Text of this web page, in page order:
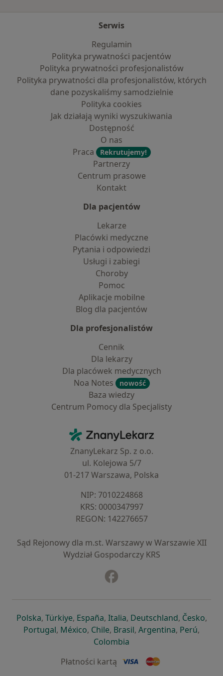
Serwis
Regulamin
Polityka prywatności pacjentów
Polityka prywatności profesjonalistów
Polityka prywatności dla profesjonalistów, których
dane pozyskaliśmy samodzielnie
Polityka cookies
Jak działają wyniki wyszukiwania
Dostępność
O nas
Praca
Rekrutujemy!
Partnerzy
Centrum prasowe
Kontakt
Dla pacjentów
Lekarze
Placówki medyczne
Pytania i odpowiedzi
Usługi i zabiegi
Choroby
Pomoc
Aplikacje mobilne
Blog dla pacjentów
Dla profesjonalistów
Cennik
Dla lekarzy
Dla placówek medycznych
Noa Notes
nowość
Baza wiedzy
Centrum Pomocy dla Specjalisty
ZnanyLekarz - Strona główna
ZnanyLekarz Sp. z o.o.
ul. Kolejowa 5/7
01-217 Warszawa, Polska
NIP: ⁠7010224868
KRS: ⁠0000347997
REGON: ⁠142276657
Sąd Rejonowy dla m.st. Warszawy w Warszawie XII
Wydział Gospodarczy KRS
Polskaotwiera się w nowej karcie
, Türkiyeotwiera się w nowej karcie
, Españaotwiera się w nowej karcie
, Italiaotwiera się w nowej
, Deutschlandotwiera się
, Česko,
Portugalotwiera się w nowej karcie
, Méxicootwiera się w nowej karcie
, Chileotwiera się w nowej karcie
, Brasilotwiera się w nowej
, Argentinaotwiera się
, Perú,
Colombia
Płatności kartą